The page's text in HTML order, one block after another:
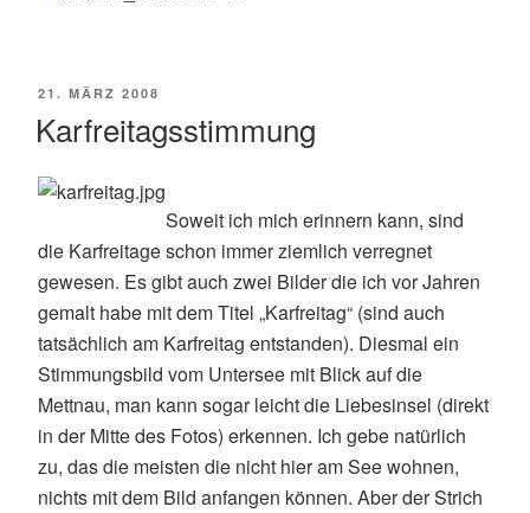
VERÖFFENTLICHT
21. MÄRZ 2008
Karfreitagsstimmung
Soweit ich mich erinnern kann, sind
die Karfreitage schon immer ziemlich verregnet
gewesen. Es gibt auch zwei Bilder die ich vor Jahren
gemalt habe mit dem Titel „Karfreitag“ (sind auch
tatsächlich am Karfreitag entstanden). Diesmal ein
Stimmungsbild vom Untersee mit Blick auf die
Mettnau, man kann sogar leicht die Liebesinsel (direkt
in der Mitte des Fotos) erkennen. Ich gebe natürlich
zu, das die meisten die nicht hier am See wohnen,
nichts mit dem Bild anfangen können. Aber der Strich